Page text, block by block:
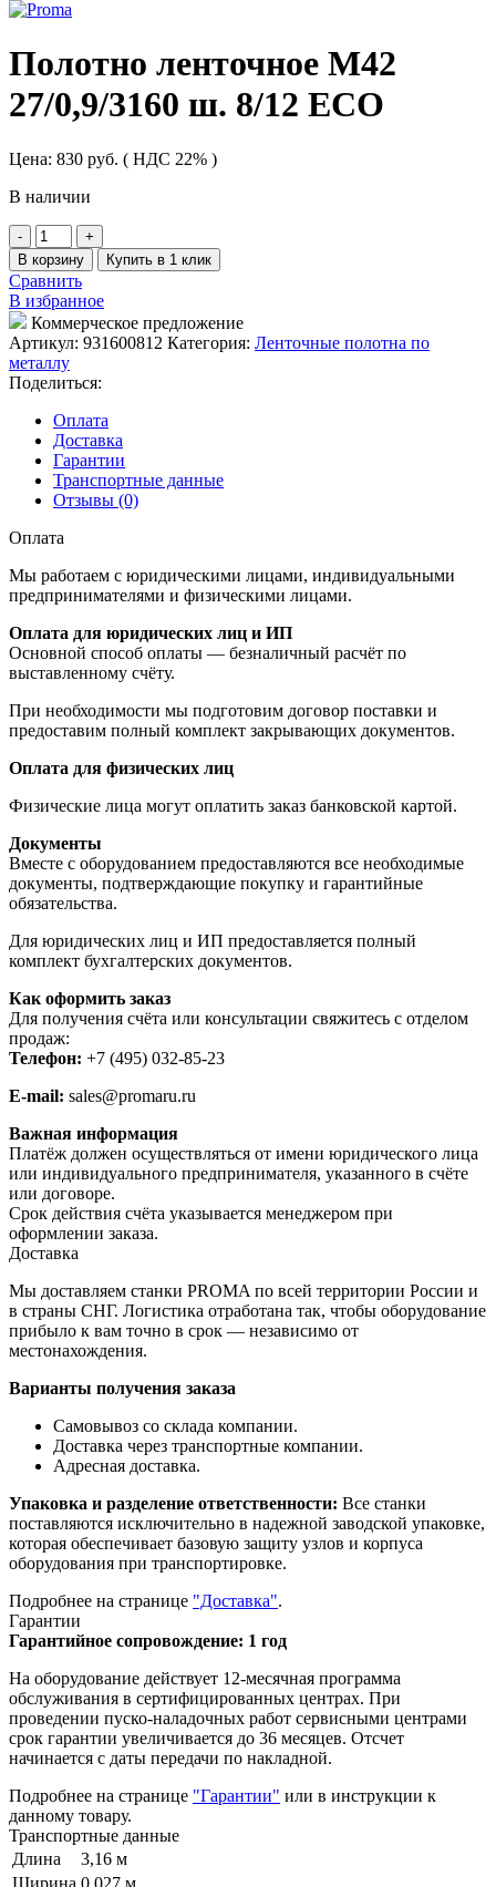
Полотно ленточное М42
27/0,9/3160 ш. 8/12 ECO
Цена: 830 руб. ( НДС 22% )
В наличии
Количество
товара
Полотно
ленточное
М42
27/0,9/3160
ш.
8/12
ECO
В корзину Купить в 1 клик
Сравнить
В избранное
Коммерческое предложение
Артикул: 931600812 Категория: Ленточные полотна по
металлу
Поделиться:
Оплата
Доставка
Гарантии
Транспортные данные
Отзывы (0)
Оплата
Мы работаем с юридическими лицами, индивидуальными
предпринимателями и физическими лицами.
Оплата для юридических лиц и ИП
Основной способ оплаты — безналичный расчёт по
выставленному счёту.
При необходимости мы подготовим договор поставки и
предоставим полный комплект закрывающих документов.
Оплата для физических лиц
Физические лица могут оплатить заказ банковской картой.
Документы
Вместе с оборудованием предоставляются все необходимые
документы, подтверждающие покупку и гарантийные
обязательства.
Для юридических лиц и ИП предоставляется полный
комплект бухгалтерских документов.
Как оформить заказ
Для получения счёта или консультации свяжитесь с отделом
продаж:
Телефон: +7 (495) 032-85-23
E-mail: sales@promaru.ru
Важная информация
Платёж должен осуществляться от имени юридического лица
или индивидуального предпринимателя, указанного в счёте
или договоре.
Срок действия счёта указывается менеджером при
оформлении заказа.
Доставка
Мы доставляем станки PROMA по всей территории России и
в страны СНГ. Логистика отработана так, чтобы оборудование
прибыло к вам точно в срок — независимо от
местонахождения.
Варианты получения заказа
Самовывоз со склада компании.
Доставка через транспортные компании.
Адресная доставка.
Упаковка и разделение ответственности: Все станки
поставляются исключительно в надежной заводской упаковке,
которая обеспечивает базовую защиту узлов и корпуса
оборудования при транспортировке.
Подробнее на странице "Доставка".
Гарантии
Гарантийное сопровождение: 1 год
На оборудование действует 12-месячная программа
обслуживания в сертифицированных центрах. При
проведении пуско-наладочных работ сервисными центрами
срок гарантии увеличивается до 36 месяцев. Отсчет
начинается с даты передачи по накладной.
Подробнее на странице "Гарантии" или в инструкции к
данному товару.
Транспортные данные
Длина
3,16 м
Ширина 0,027 м